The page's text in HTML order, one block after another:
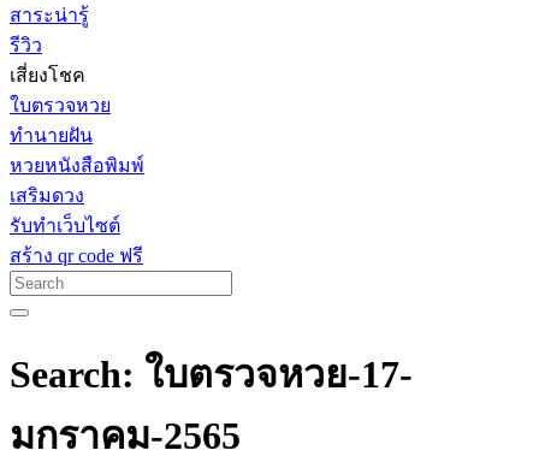
สาระน่ารู้
รีวิว
เสี่ยงโชค
ใบตรวจหวย
ทำนายฝัน
หวยหนังสือพิมพ์
เสริมดวง
รับทำเว็บไซต์
สร้าง qr code ฟรี
Search: ใบตรวจหวย-17-
มกราคม-2565